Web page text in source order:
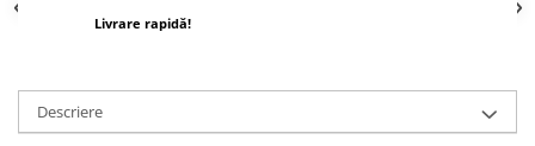
Livrare rapidă!
Descriere